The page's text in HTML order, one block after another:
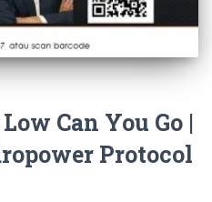
Can You Go |
Protocol